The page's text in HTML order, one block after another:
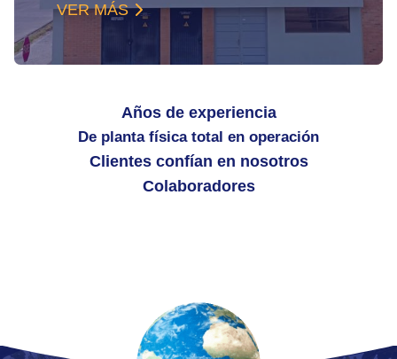
VER MÁS
Años de experiencia
De planta física total en operación
Clientes confían en nosotros
Colaboradores